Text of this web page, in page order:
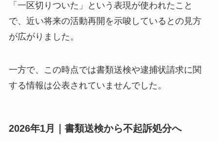
「一区切りついた」という表現が使われたこと
で、近い将来の活動再開を示唆しているとの見方
が広がりました。
一方で、この時点では書類送検や逮捕状請求に関
する情報は公表されていませんでした。
2026年1月｜書類送検から不起訴処分へ